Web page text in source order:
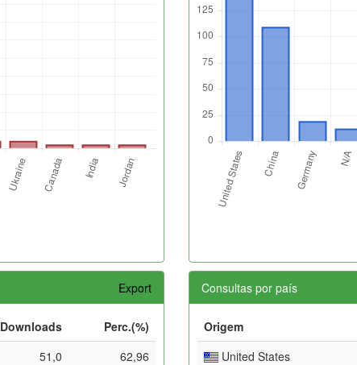
Export
Downloads
Perc.(%)
51,0
62,96
Consultas por país
Origem
United States